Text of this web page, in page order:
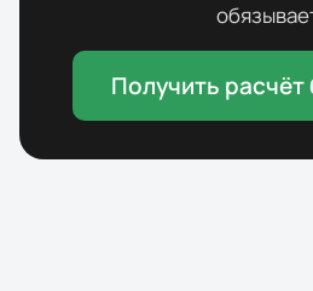
Получить расчёт